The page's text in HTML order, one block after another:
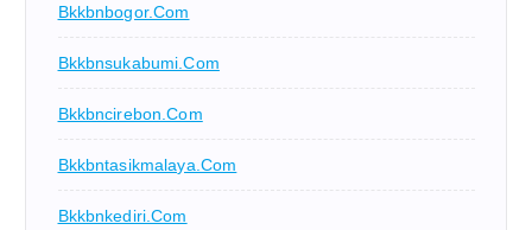
Bkkbnbogor.com
Bkkbnsukabumi.com
Bkkbncirebon.com
Bkkbntasikmalaya.com
Bkkbnkediri.com